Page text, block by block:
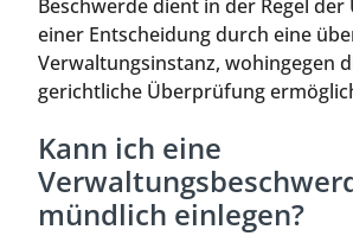
Beschwerde dient in der Regel
einer Entscheidung durch eine
Verwaltungsinstanz, wohingegen
gerichtliche Überprüfung
Kann ich eine
mündlich einlegen?